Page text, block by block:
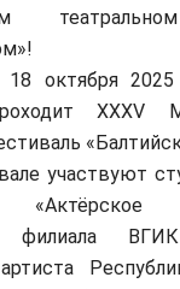
октября 2025
XXXV
участвуют
«Актёрское
филиала